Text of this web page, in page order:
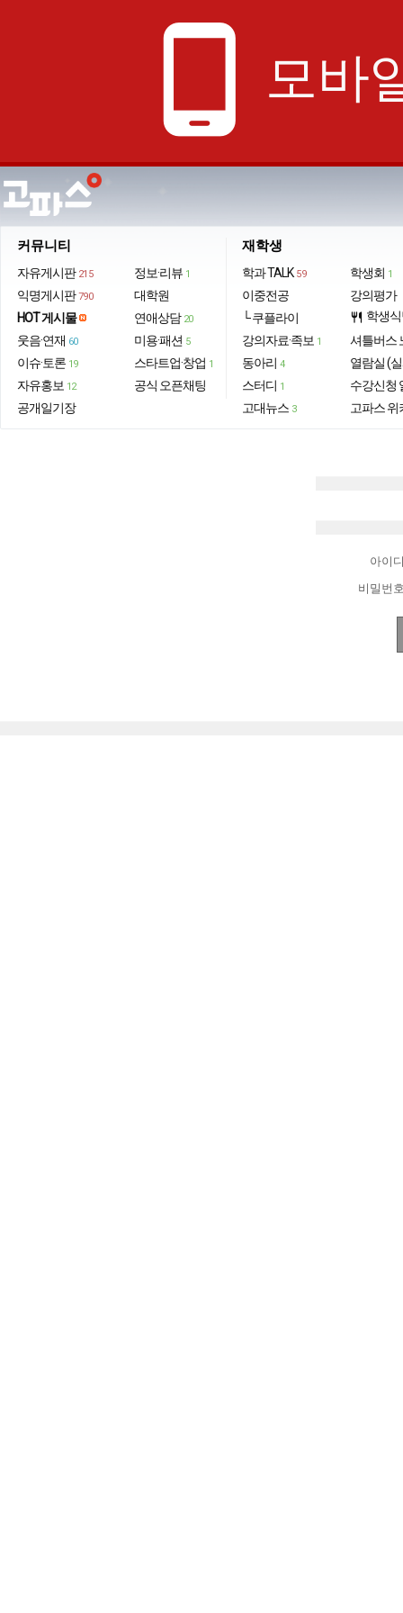
phone_android 모바
커뮤니티
자유게시판 215
익명게시판 790
HOT 게시물
웃음·연재 60
이슈·토론 19
자유홍보 12
공개일기장
정보·리뷰 1
대학원
연애상담 20
미용·패션 5
스타트업·창업 1
공식 오픈채팅
재학생
학과 TALK 59
이중전공
└ 쿠플라이
강의자료·족보 1
동아리 4
스터디 1
고대뉴스 3
학생회 1
강의평가
restaurant 학생
셔틀버스
열람실 (
수강신청
고파스 위
아이
비밀번